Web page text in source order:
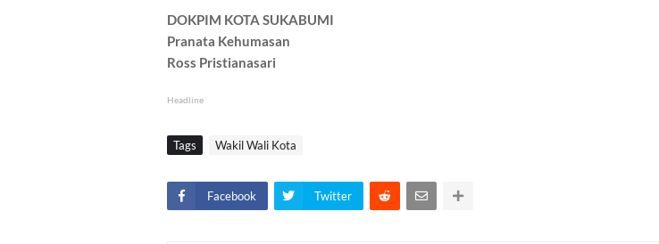
DOKPIM KOTA SUKABUMI
Pranata Kehumasan
Ross Pristianasari
Headline
Tags Wakil Wali Kota
Facebook Twitter